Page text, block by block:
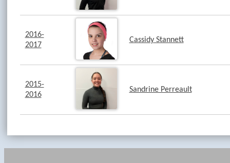
2016-
2017
Cassidy Stannett
2015-
2016
Sandrine Perreault